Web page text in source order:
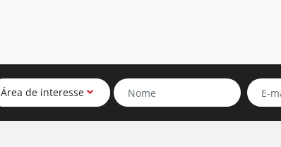
Área de interesse